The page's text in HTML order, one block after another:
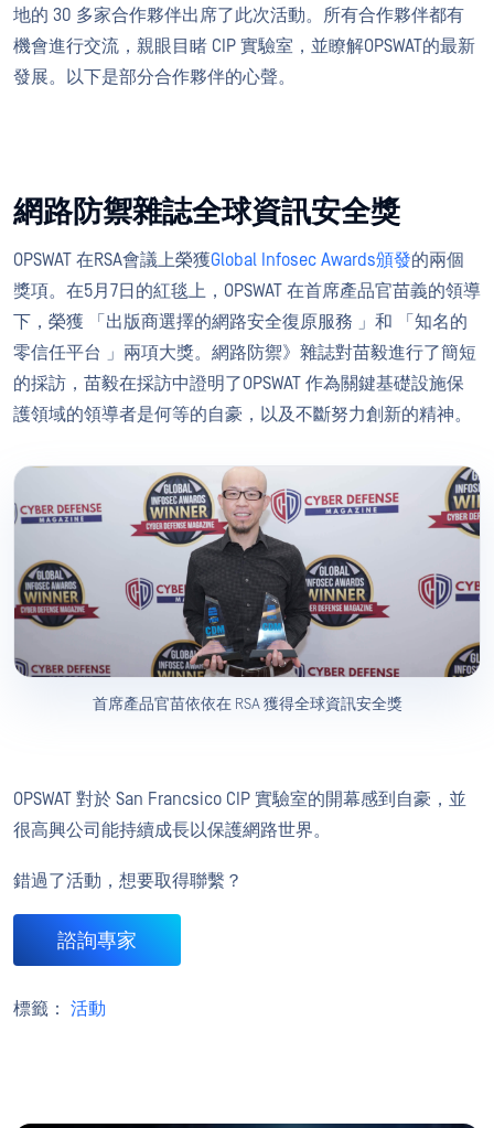
地的 30 多家合作夥伴出席了此次活動。所有合作夥伴都有
機會進行交流，親眼目睹 CIP 實驗室，並瞭解OPSWAT的最新
發展。以下是部分合作夥伴的心聲。
網路防禦雜誌全球資訊安全獎
OPSWAT 在RSA會議上榮獲Global Infosec Awards頒發的兩個
獎項。在5月7日的紅毯上，OPSWAT 在首席產品官苗義的領導
下，榮獲 「出版商選擇的網路安全復原服務 」和 「知名的
零信任平台 」兩項大獎。網路防禦》雜誌對苗毅進行了簡短
的採訪，苗毅在採訪中證明了OPSWAT 作為關鍵基礎設施保
護領域的領導者是何等的自豪，以及不斷努力創新的精神。
首席產品官苗依依在 RSA 獲得全球資訊安全獎
OPSWAT 對於 San Francsico CIP 實驗室的開幕感到自豪，並
很高興公司能持續成長以保護網路世界。
錯過了活動，想要取得聯繫？
諮詢專家
標籤： 活動